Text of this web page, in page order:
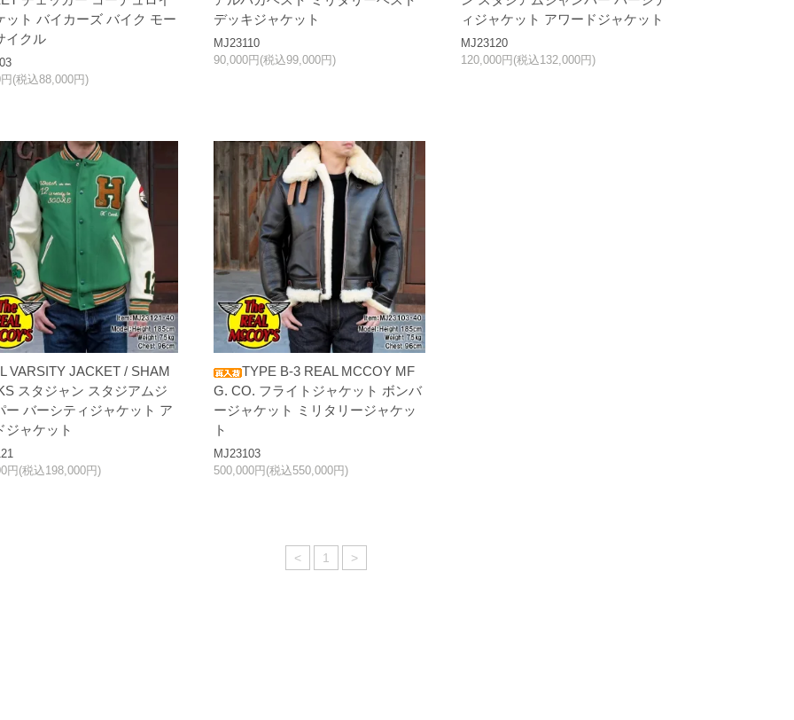
ット バイカーズ バイク モー
イクル
(税込88,000円)
デッキジャケット
MJ23110
90,000円(税込99,000円)
ィジャケット アワードジャケット
MJ23120
120,000円(税込132,000円)
VARSITY JACKET / SHAM
スタジャン スタジアムジ
ー バーシティジャケット ア
ジャケット
円(税込198,000円)
TYPE B-3 REAL MCCOY MF
G. CO. フライトジャケット ボンバ
ージャケット ミリタリージャケッ
ト
MJ23103
500,000円(税込550,000円)
< 1 >